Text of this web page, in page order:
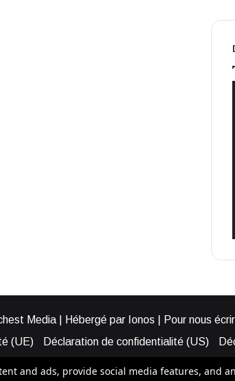
Media | Hébergé par Ionos | Pour nous
(UE) Déclaration de confidentialité (US)
and ads, provide social media features, and